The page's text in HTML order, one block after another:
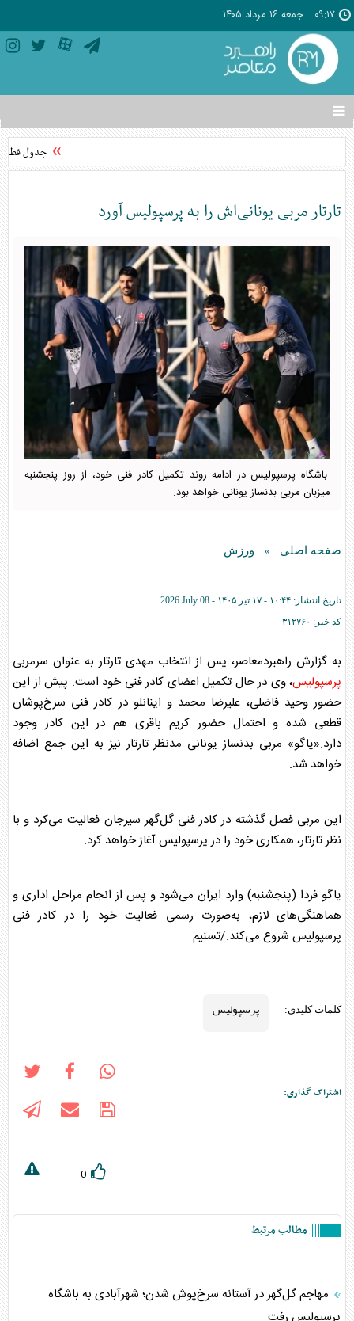
۰۹:۱۷ جمعه ۱۶ مرداد ۱۴۰۵
تغییر
وضعیت
منوی
ها
جدول قطعی برق
تارتار مربی یونانی‌اش را به پرسپولیس آورد
باشگاه پرسپولیس در ادامه روند تکمیل کادر فنی خود، از روز پنجشنبه
میزبان مربی بدنساز یونانی خواهد بود.
صفحه اصلی » ورزش
تاریخ انتشار: ۱۰:۴۴ - ۱۷ تير ۱۴۰۵ -
2026 July 08
کد خبر: ۳۱۲۷۶۰
به گزارش راهبردمعاصر، پس از انتخاب مهدی تارتار به عنوان سرمربی
پرسپولیس، وی در حال تکمیل اعضای کادر فنی خود است. پیش از این
حضور وحید فاضلی، علیرضا محمد و اینانلو در کادر فنی سرخ‌پوشان
قطعی شده و احتمال حضور کریم باقری هم در این کادر وجود
دارد.«یاگو» مربی بدنساز یونانی مدنظر تارتار نیز به این جمع اضافه
خواهد شد.
این مربی فصل گذشته در کادر فنی گل‌گهر سیرجان فعالیت می‌کرد و با
نظر تارتار، همکاری خود را در پرسپولیسآغاز خواهد کرد.
یاگو فردا (پنجشنبه) وارد ایران می‌شود و پس از انجام مراحل اداری و
هماهنگی‌های لازم، به‌صورت رسمی فعالیت خود را در کادر فنی
پرسپولیس شروع می‌کند./تسنیم
کلمات کلیدی: پرسپولیس
اشتراک گذاری:
0
مطالب مرتبط
مهاجم گل‌گهر در آستانه سرخ‌پوش شدن؛ شهرآبادی به باشگاه